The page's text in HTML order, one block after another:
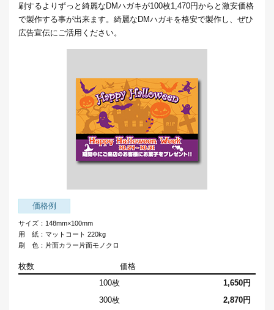
刷するよりずっと綺麗なDMハガキが100枚1,470円からと激安価格
で製作する事が出来ます。綺麗なDMハガキを格安で製作し、ぜひ
広告宣伝にご活用ください。
価格例
サイズ：148mm×100mm
用 紙：マットコート 220kg
刷 色：片面カラー片面モノクロ
枚数
価格
100枚
1,650円
300枚
2,870円